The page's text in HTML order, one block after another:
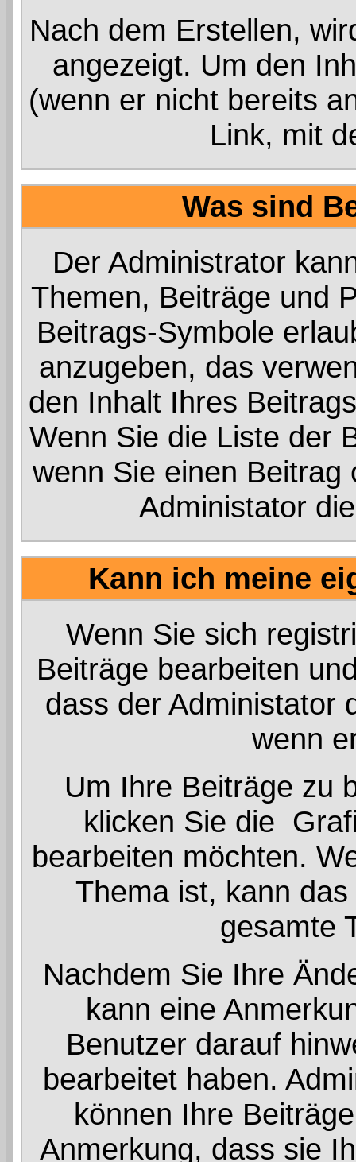
Nach dem Erstellen,
angezeigt. Um den
(wenn er nicht bereits
Link, mit
Was sind
Der Administrator
Themen, Beiträge und
Beitrags-Symbole
anzugeben, das
den Inhalt Ihres
Wenn Sie die Liste der
wenn Sie einen
Administator
Kann ich meine
Wenn Sie sich
Beiträge bearbeiten
dass der Administator
wenn
Um Ihre Beiträge zu
klicken Sie die
bearbeiten möchten.
Thema ist, kann
gesamte
Nachdem Sie Ihre
kann eine
Benutzer darauf
bearbeitet haben.
können Ihre
Anmerkung, dass sie